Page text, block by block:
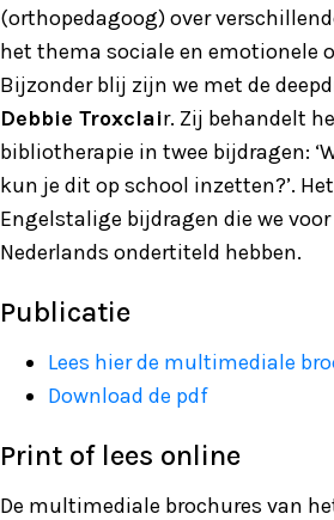
(orthopedagoog) over
het thema sociale en emotionele
Bijzonder blij zijn we met de
Debbie Troxclair. Zij behandelt
bibliotherapie in twee bijdragen:
kun je dit op school inzetten?’.
Engelstalige bijdragen die we
Nederlands ondertiteld hebben.
Publicatie
Lees hier de multimediale
Download de pdf
Print of lees online
De multimediale brochures van